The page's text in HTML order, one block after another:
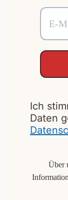
Ich
Daten
Über